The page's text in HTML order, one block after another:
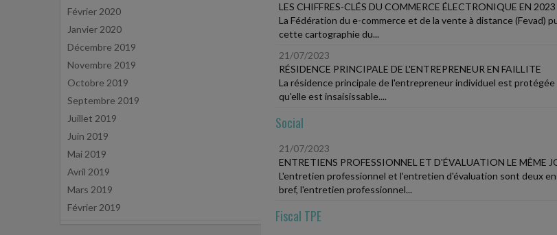
Février 2020
Janvier 2020
Décembre 2019
Novembre 2019
Octobre 2019
Septembre 2019
Juillet 2019
Juin 2019
Mai 2019
Avril 2019
Mars 2019
Février 2019
LES CHIFFRES-CLÉS DU COMMERCE ÉLECTRONIQUE EN 2023
La Fédération du e-commerce et de la vente à distance (Fevad)
cette cartographie du...
21/07/2023
RÉSIDENCE PRINCIPALE DE L'ENTREPRENEUR EN FAILLITE
La résidence principale de l'entrepreneur individuel est
qu'elle est insaisissable....
Social
21/07/2023
ENTRETIENS PROFESSIONNEL ET D'ÉVALUATION LE MÊME
L'entretien professionnel et l'entretien d'évaluation sont deux
bref, l'entretien professionnel...
Fiscal TPE